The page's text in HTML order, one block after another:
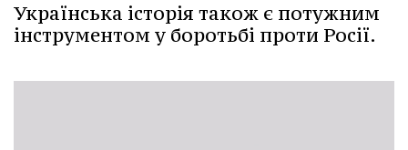
Українська історія також є потужним
інструментом у боротьбі проти Росії.